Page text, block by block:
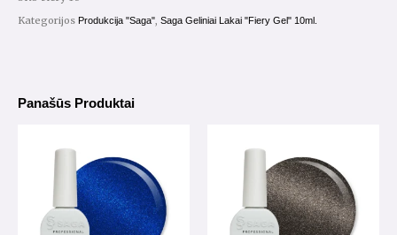
Saga
Nr.10
Kategorijos Produkcija "Saga" Saga Geliniai Lakai "Fiery Gel" 10ml.
Panašūs Produktai